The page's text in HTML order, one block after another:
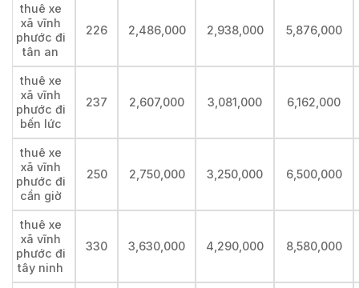
thuê xe
xã vĩnh
phước đi
tân an
226 2,486,000 2,938,000 5,876,000
thuê xe
xã vĩnh
phước đi
bến lức
237 2,607,000 3,081,000 6,162,000
thuê xe
xã vĩnh
phước đi
cần giờ
250 2,750,000 3,250,000 6,500,000
thuê xe
xã vĩnh
phước đi
tây ninh
330 3,630,000 4,290,000 8,580,000